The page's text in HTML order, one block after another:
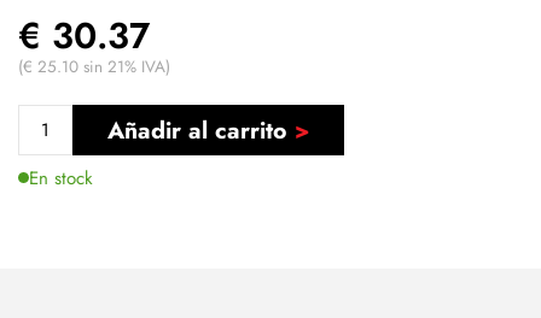
€ 30.37
(€ 25.10 sin 21% IVA)
Añadir al carrito
En stock